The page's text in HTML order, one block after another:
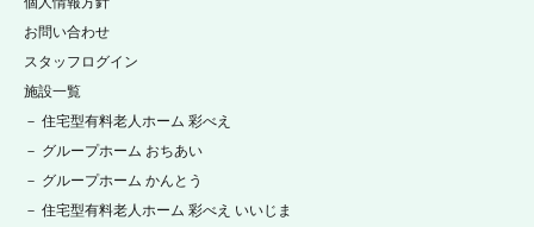
施設一覧
－ 住宅型有料老人ホーム 彩べえ
－ グループホーム おちあい
－ グループホーム かんとう
－ 住宅型有料老人ホーム 彩べえ いいじま
お問い合わせ
スタッフログイン